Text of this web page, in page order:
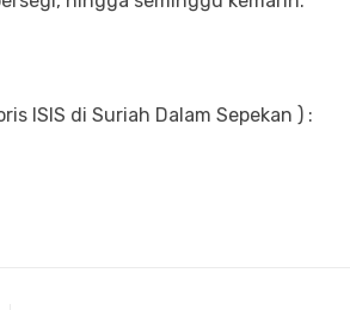
ISIS di Suriah Dalam Sepekan ) :